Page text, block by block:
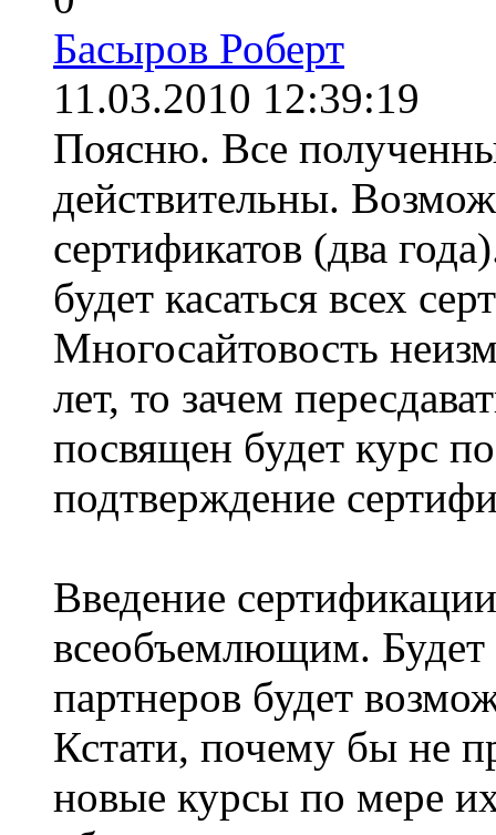
Басыров Роберт
11.03.2010 12:39:19
Поясню. Все
действительны.
сертификатов (два
будет касаться всех
Многосайтовость
лет, то зачем
посвящен будет курс
подтверждение
Введение
всеобъемлющим. Будет
партнеров будет
Кстати, почему бы не
новые курсы по мере